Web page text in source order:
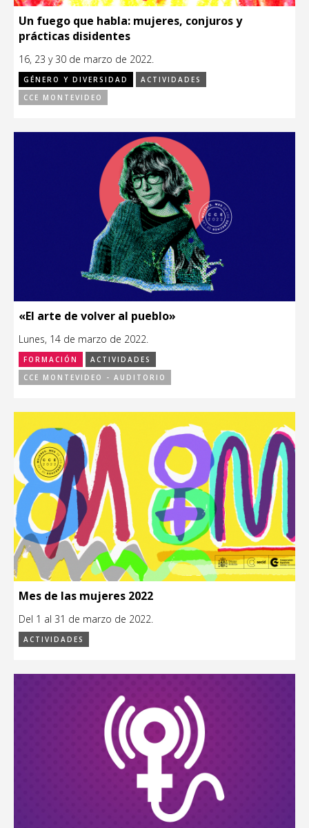
Un fuego que habla: mujeres, conjuros y
prácticas disidentes
16, 23 y 30 de marzo de 2022.
GÉNERO Y DIVERSIDAD
ACTIVIDADES
CCE MONTEVIDEO
«El arte de volver al pueblo»
Lunes, 14 de marzo de 2022.
FORMACIÓN
ACTIVIDADES
CCE MONTEVIDEO - AUDITORIO
Mes de las mujeres 2022
Del 1 al 31 de marzo de 2022.
ACTIVIDADES